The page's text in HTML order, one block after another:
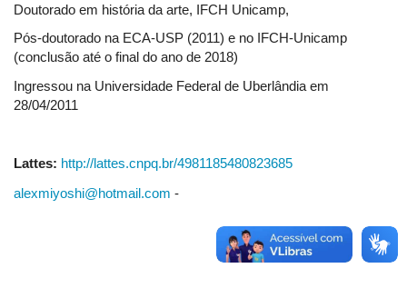
Doutorado em história da arte, IFCH Unicamp,
Pós-doutorado na ECA-USP (2011) e no IFCH-Unicamp
(conclusão até o final do ano de 2018)
Ingressou na Universidade Federal de Uberlândia em
28/04/2011
Lattes: http://lattes.cnpq.br/4981185480823685
alexmiyoshi@hotmail.com -